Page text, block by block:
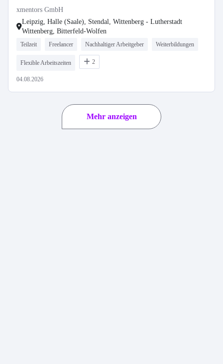
xmentors GmbH
Leipzig, Halle (Saale), Stendal, Wittenberg - Lutherstadt
Wittenberg, Bitterfeld-Wolfen
Teilzeit Freelancer Nachhaltiger Arbeitgeber Weiterbildungen
Flexible Arbeitszeiten 2
04.08.2026
Mehr anzeigen